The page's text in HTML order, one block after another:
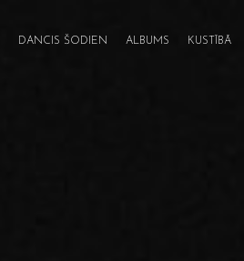
DANCIS ŠODIEN ALBUMS KUSTĪBĀ